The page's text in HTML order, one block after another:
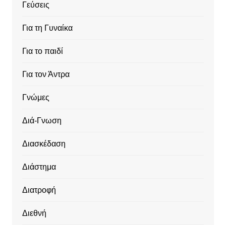
Γεύσεις
Για τη Γυναίκα
Για το παιδί
Για τον Άντρα
Γνώμες
Διά-Γνωση
Διασκέδαση
Διάστημα
Διατροφή
Διεθνή